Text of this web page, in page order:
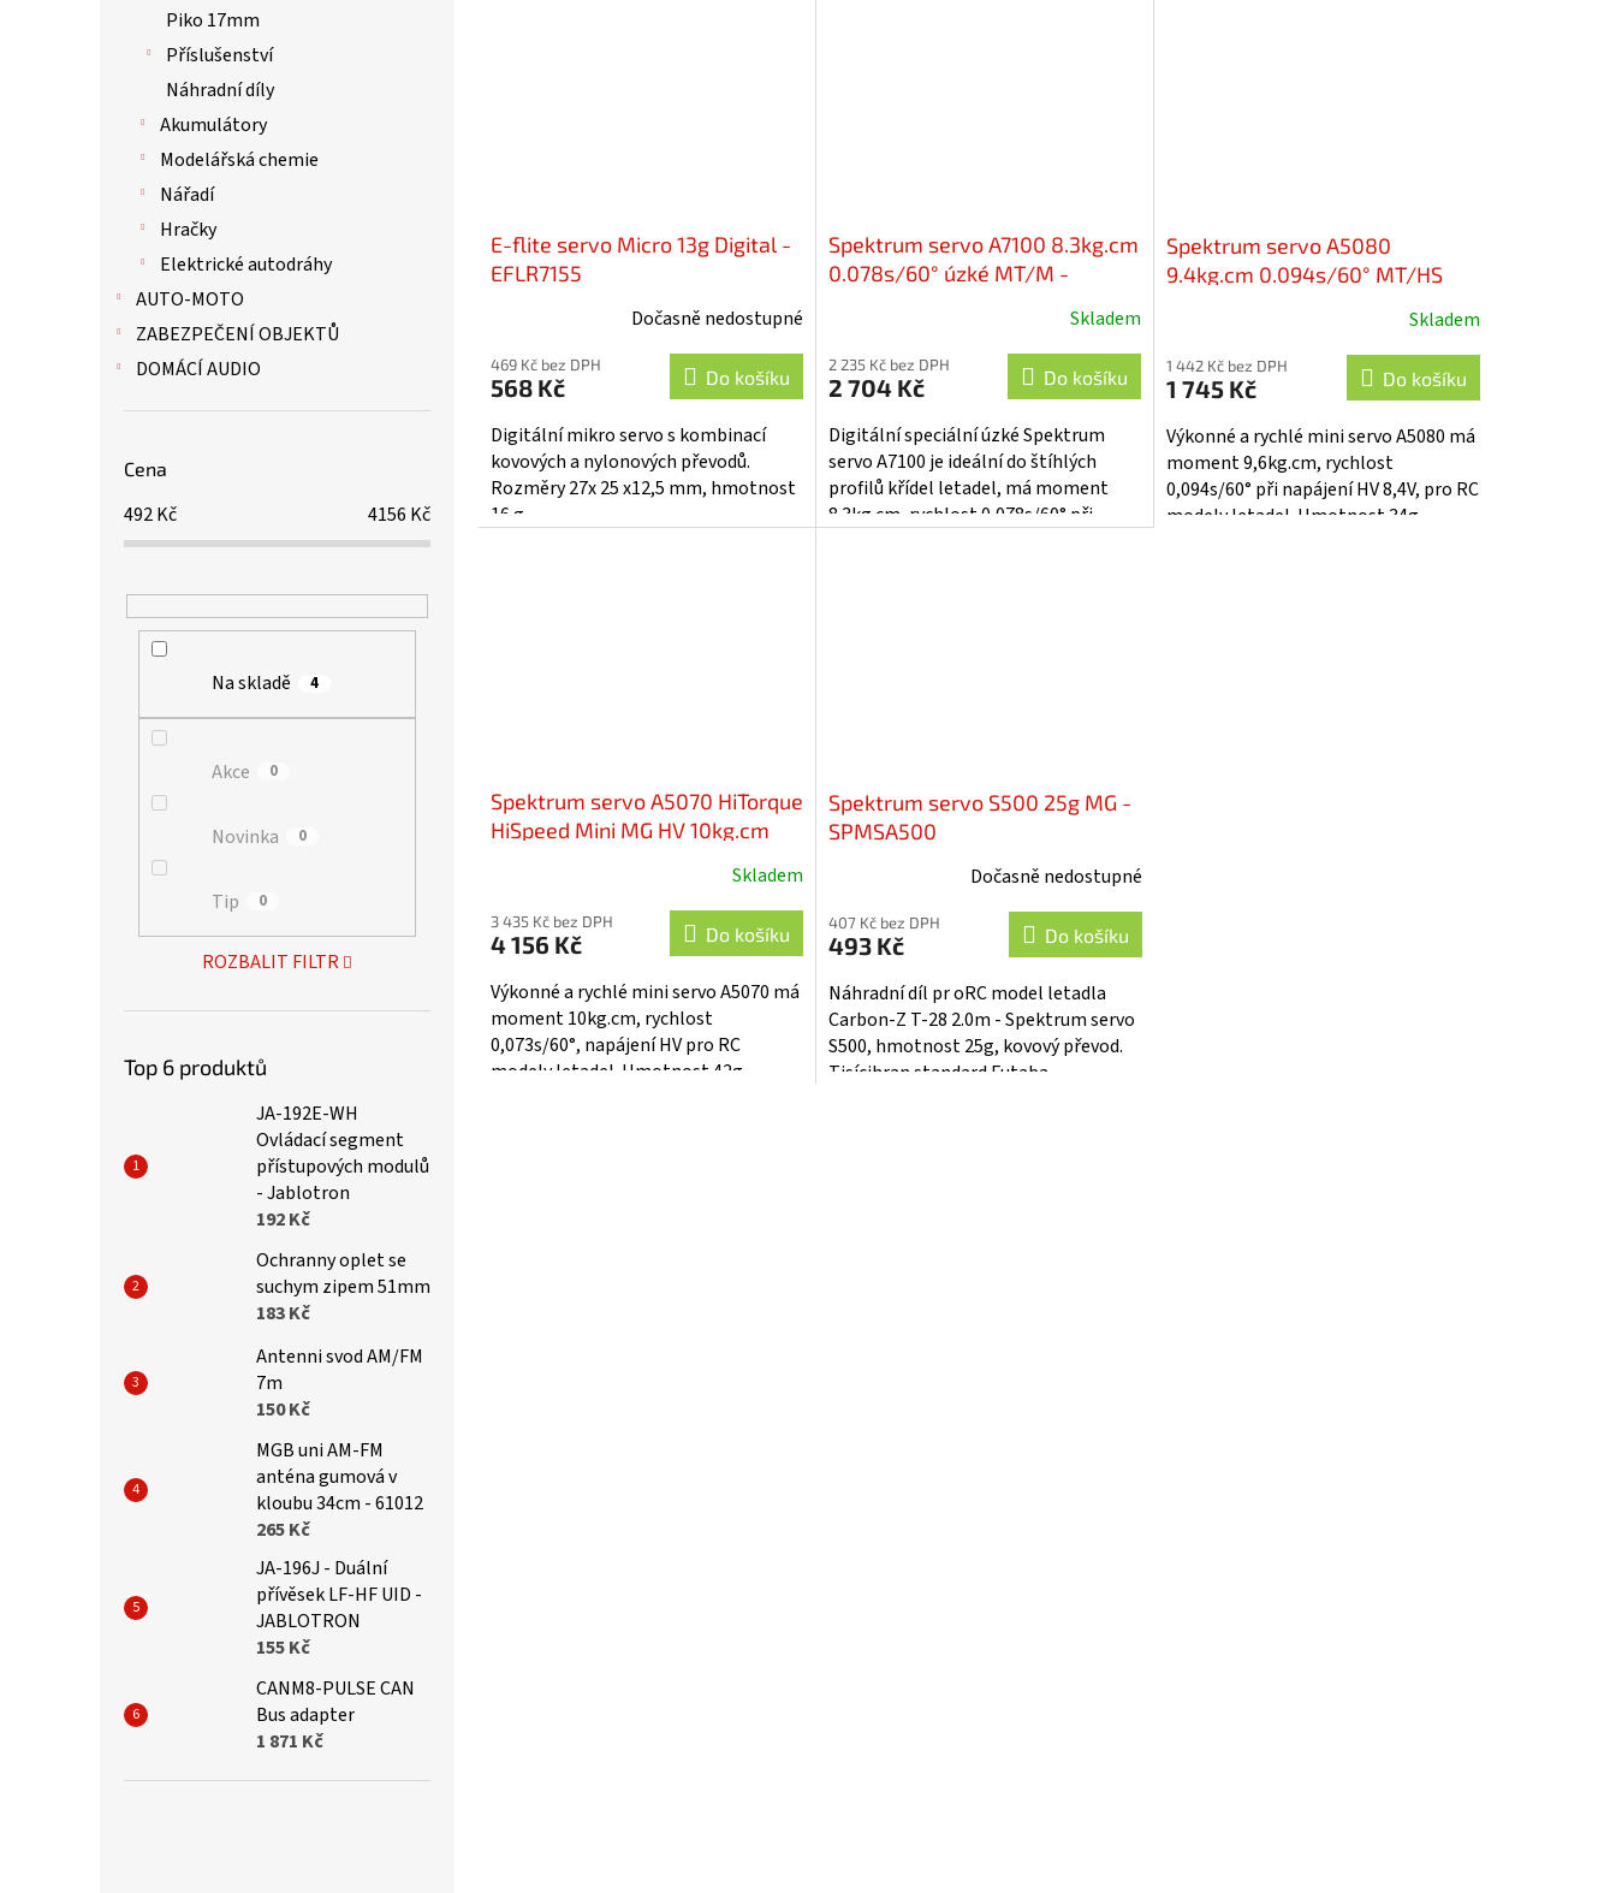
Piko 17mm
Příslušenství
Náhradní díly
Akumulátory
Modelářská chemie
Nářadí
Hračky
Elektrické autodráhy
AUTO-MOTO
ZABEZPEČENÍ OBJEKTŮ
DOMÁCÍ AUDIO
Cena
492Kč 4156 Kč
Na skladě 4
Akce 0
Novinka 0
Tip 0
ROZBALIT FILTR
Top 6 produktů
JA-192E-WH
Ovládací segment
přístupových modulů
- Jablotron
192 Kč
Ochranny oplet se
suchym zipem 51mm
183 Kč
Antenni svod AM/FM
7m
150 Kč
MGB uni AM-FM
anténa gumová v
kloubu 34cm - 61012
265 Kč
JA-196J - Duální
přívěsek LF-HF UID -
JABLOTRON
155 Kč
CANM8-PULSE CAN
Bus adapter
1 871 Kč
E-flite servo Micro 13g Digital -
EFLR7155
Dočasně nedostupné
469 Kč bez DPH
568 Kč Do košíku
Digitální mikro servo s kombinací
kovových a nylonových převodů.
Rozměry 27x 25 x12,5 mm, hmotnost
16 g.
Spektrum servo A7100 8.3kg.cm
0.078s/60° úzké MT/M -
Skladem
2 235 Kč bez DPH
2 704 Kč Do košíku
Digitální speciální úzké Spektrum
servo A7100 je ideální do štíhlých
profilů křídel letadel, má moment
8.3kg.cm, rychlost 0,078s/60° při
Spektrum servo A5080
9.4kg.cm 0.094s/60° MT/HS
Skladem
1 442 Kč bez DPH
1 745 Kč Do košíku
Výkonné a rychlé mini servo A5080 má
moment 9,6kg.cm, rychlost
0,094s/60° při napájení HV 8,4V, pro RC
modely letadel. Hmotnost 34g,
Spektrum servo A5070 HiTorque
HiSpeed Mini MG HV 10kg.cm
Skladem
3 435 Kč bez DPH
4 156 Kč Do košíku
Výkonné a rychlé mini servo A5070 má
moment 10kg.cm, rychlost
0,073s/60°, napájení HV pro RC
modely letadel. Hmotnost 42g,
Spektrum servo S500 25g MG -
SPMSA500
Dočasně nedostupné
407 Kč bez DPH
493 Kč Do košíku
Náhradní díl pr oRC model letadla
Carbon-Z T-28 2.0m - Spektrum servo
S500, hmotnost 25g, kovový převod.
Tisícihran standard Futaba.